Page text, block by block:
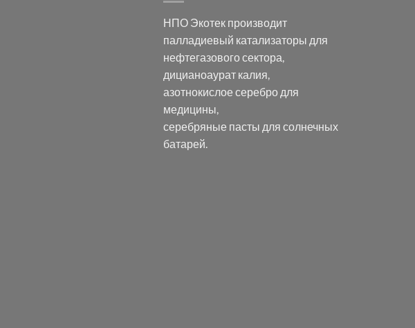
НПО Экотек производит
палладиевый катализаторы для
нефтегазового сектора,
дицианоаурат калия,
азотнокислое серебродля
медицины,
серебряные пасты для солнечных
батарей.